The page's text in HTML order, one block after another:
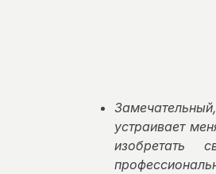
устраивает
изобретать